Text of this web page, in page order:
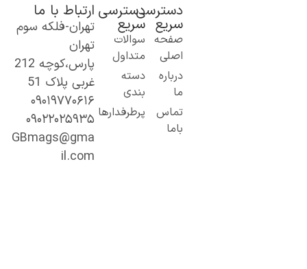
دسترسی
سریع
صفحه
اصلی
درباره
تماس
دسترسی
سریع
سوالات
متداول
دسته
بندی
پرطرفدارها
ارتباط با ما
تهران-فلکه سوم
تهران
پارس،کوچه 212
غربی پلاک 51
۰۹۰۱۹۷۷۰۶۱۶
۰۹۰۲۲۰۲۵۹۳۵
GBmags@gma
il.com